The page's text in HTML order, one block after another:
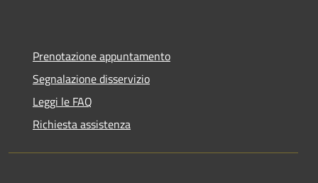
Prenotazione appuntamento
Segnalazione disservizio
Leggi le FAQ
Richiesta assistenza